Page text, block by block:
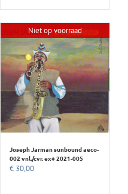
Niet op voorraad
Joseph Jarman sunbound aeco-
002 vnl./cvr. ex+ 2021-005
€ 30,00